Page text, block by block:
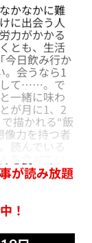
かなかに難
に出会う人
力がかかる
とも、生活
今日飲み行か
。会うなら1
して……。で
一緒に味わ
が月に1、2
で描かれる“飯
像力を持つ者
読んでいる
が読み放題
！